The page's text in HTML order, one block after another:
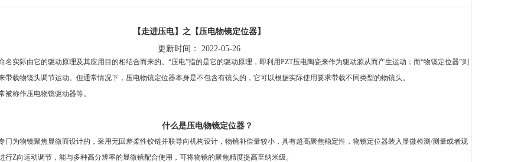
【走进压电】之【压电物镜定位器】
更新时间： 2022-05-26
名实际由它的驱动原理及其应用目的相结合而来的。 “压电”指的是它的驱动原理，即利用PZT压电陶瓷来作为驱动源从而产生运动；而“物镜定位器”则
带载物镜头调节运动。但通常情况下，压电物镜定位器本身是不包含有镜头的， 它可以根据实际使用要求带载不同类型的物镜头。
被称作压电物镜驱动器等。
什么是压电物镜定位器 ？
门为物镜聚焦显微而设计的，采用无回差柔性铰链并联导向机构设计，物镜补偿量较小，具有超高聚焦稳定性，物镜定位器装入显微检测/测量或者观
行Z向运动调节，能与多种高分辨率的显微镜配合使用，可将物镜的聚焦精度提高至纳米级。